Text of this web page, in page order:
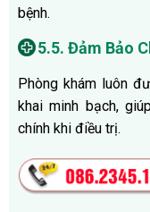
bệnh.
5.5. Đảm Bảo
Phòng khám luôn
khai minh bạch,
chính khi điều trị.